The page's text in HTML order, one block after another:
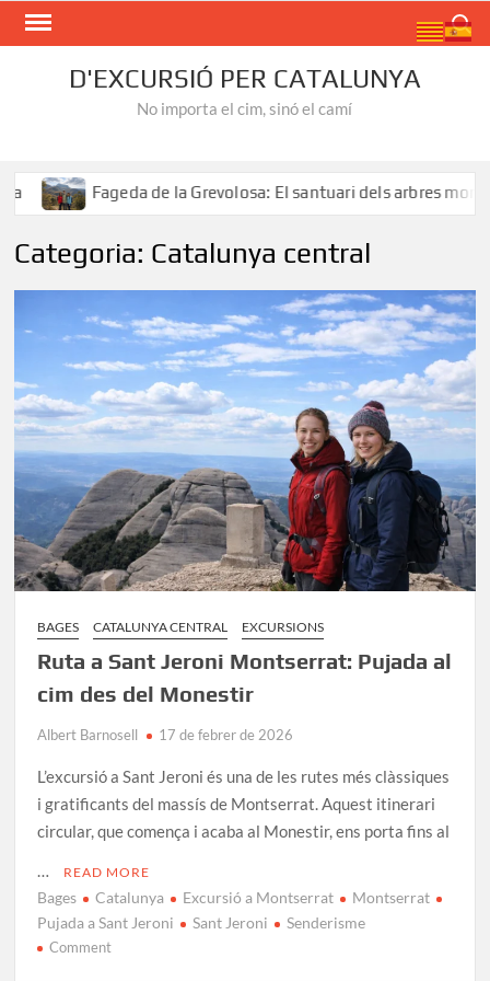
Skip
D'EXCURSIÓ PER CATALUNYA
No importa el cim, sinó el camí
de la Grevolosa: El santuari dels arbres monumentals
Categoria: Catalunya central
BAGES CATALUNYA CENTRAL EXCURSIONS
Ruta a Sant Jeroni Montserrat: Pujada al
cim des del Monestir
Albert Barnosell 17 de febrer de 2026
L’excursió a Sant Jeroni és una de les rutes més clàssiques
i gratificants del massís de Montserrat. Aquest itinerari
circular, que comença i acaba al Monestir, ens porta fins al
…
READ MORE
Bages Catalunya Excursió a Montserrat
Montserrat
Pujada a Sant Jeroni
Sant Jeroni Senderisme
Commenton